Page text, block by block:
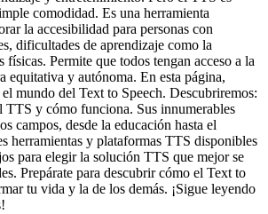
comodidad. Es una herramienta
la accesibilidad para personas con
dificultades de aprendizaje como la
Permite que todos tengan acceso a la
equitativa y autónoma. En esta página,
mundo del Text to Speech. Descubriremos:
TTS y cómo funciona. Sus innumerables
campos, desde la educación hasta el
herramientas y plataformas TTS disponibles
para elegir la solución TTS que mejor se
Prepárate para descubrir cómo el Text to
tu vida y la de los demás. ¡Sigue leyendo